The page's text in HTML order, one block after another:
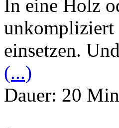
In eine Holz
unkompliziert
einsetzen.
(...)
Dauer: 20